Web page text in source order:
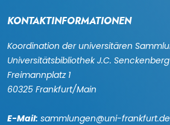
KONTAKTINFORMATIONEN
Koordination der universitären
Universitätsbibliothek J.C. Senckenberg
Freimannplatz 1
60325 Frankfurt/Main
E-Mail: sammlungen@uni-frankfurt.de